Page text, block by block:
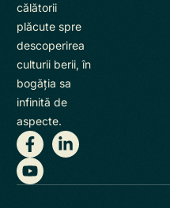
călătorii
plăcute spre
descoperirea
culturii berii, în
bogăţia sa
infinită de
aspecte.